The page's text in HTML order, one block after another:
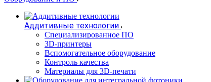
Аддитивные технологии
Специализированное ПО
3D-принтеры
Вспомогательное оборудование
Контроль качества
Материалы для 3D-печати